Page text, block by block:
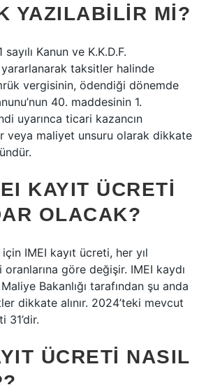
YAZILABILIR MI?
Kanun ve K.K.D.F.
taksitler halinde
vergisinin, ödendiği dönemde
40. maddesinin 1.
uyarınca ticari kazancın
veya maliyet unsuru olarak dikkate
KAYIT ÜCRETI
OLACAK?
IMEI kayıt ücreti, her yıl
göre değişir. IMEI kaydı
Bakanlığı tarafından şu anda
dikkate alınır. 2024’teki mevcut
31’dir.
ÜCRETI NASIL